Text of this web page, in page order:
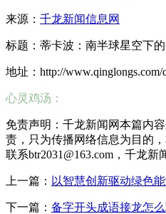
来源： 千龙新闻信息网
标题：蒂卡波：南半球星空下
地址：http://
心灵鸡汤：
免责声明：千龙新闻网本篇内
责，只为传播网络信息为目的
联系btr2031@163.com，千龙新
上一篇： 以智慧创新驱动绿色
下一篇： 备字开头成语接龙怎